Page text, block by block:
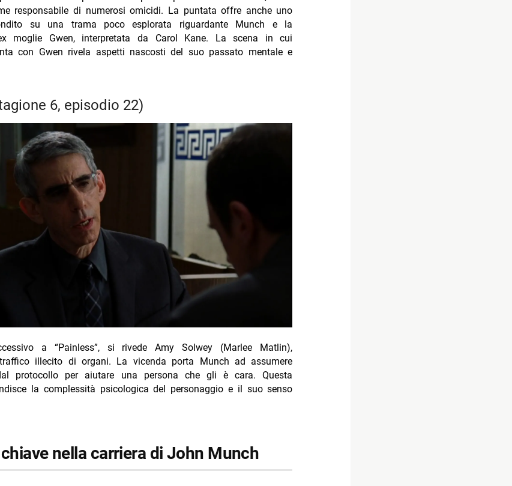
responsabile di numerosi omicidi. La puntata offre anche uno
su una trama poco esplorata riguardante Munch e la
moglie Gwen, interpretata da Carol Kane. La scena in cui
con Gwen rivela aspetti nascosti del suo passato mentale e
6, episodio 22)
a “Painless”, si rivede Amy Solwey (Marlee Matlin),
illecito di organi. La vicenda porta Munch ad assumere
protocollo per aiutare una persona che gli è cara. Questa
la complessità psicologica del personaggio e il suo senso
chiave nella carriera di John Munch